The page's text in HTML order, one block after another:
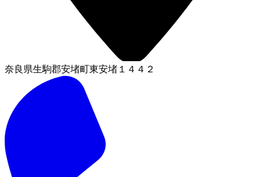
奈良県生駒郡安堵町東安堵１４４２